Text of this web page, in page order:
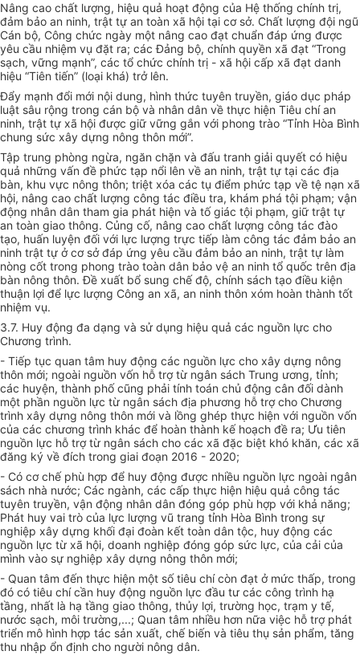
Nâng cao chất lượng, hiệu quả hoạt động của Hệ thống chính trị,
đảm bảo an ninh, trật tự an toàn xã hội tại cơ sở. Chất lượng đội ngũ
Cán bộ, Công chức ngày một nâng cao đạt chuẩn đáp ứng được
yêu cầu nhiệm vụ đặt ra; các Đảng bộ, chính quyền xã đạt “Trong
sạch, vững mạnh”, các tổ chức chính trị - xã hội cấp xã đạt danh
hiệu “Tiên tiến” (loại khá) trở lên.
Đẩy mạnh đổi mới nội dung, hình thức tuyên truyền, giáo dục pháp
luật sâu rộng trong cán bộ và nhân dân về thực hiện Tiêu chí an
ninh, trật tự xã hội được giữ vững gắn với phong trào “Tỉnh Hòa Bình
chung sức xây dựng nông thôn mới”.
Tập trung phòng ngừa, ngăn chặn và đấu tranh giải quyết có hiệu
quả những vấn đề phức tạp nổi lên về an ninh, trật tự tại các địa
bàn, khu vực nông thôn; triệt xóa các tụ điểm phức tạp về tệ nạn xã
hội, nâng cao chất lượng công tác điều tra, khám phá tội phạm; vận
động nhân dân tham gia phát hiện và tố giác tội phạm, giữ trật tự
an toàn giao thông. Củng cố, nâng cao chất lượng công tác đào
tạo, huấn luyện đối với lực lượng trực tiếp làm công tác đảm bảo an
ninh trật tự ở cơ sở đáp ứng yêu cầu đảm bảo an ninh, trật tự làm
nòng cốt trong phong trào toàn dân bảo vệ an ninh tổ quốc trên địa
bàn nông thôn. Đề xuất bổ sung chế độ, chính sách tạo điều kiện
thuận lợi để lực lượng Công an xã, an ninh thôn xóm hoàn thành tốt
nhiệm vụ.
3.7. Huy động đa dạng và sử dụng hiệu quả các nguồn lực cho
Chương trình.
- Tiếp tục quan tâm huy động các nguồn lực cho xây dựng nông
thôn mới; ngoài nguồn vốn hỗ trợ từ ngân sách Trung ương, tỉnh;
các huyện, thành phố cũng phải tính toán chủ động cân đối dành
một phần nguồn lực từ ngân sách địa phương hỗ trợ cho Chương
trình xây dựng nông thôn mới và lồng ghép thực hiện với nguồn vốn
của các chương trình khác để hoàn thành kế hoạch đề ra; Ưu tiên
nguồn lực hỗ trợ từ ngân sách cho các xã đặc biệt khó khăn, các xã
đăng ký về đích trong giai đoạn 2016 - 2020;
- Có cơ chế phù hợp để huy động được nhiều nguồn lực ngoài ngân
sách nhà nước; Các ngành, các cấp thực hiện hiệu quả công tác
tuyên truyền, vận động nhân dân đóng góp phù hợp với khả năng;
Phát huy vai trò của lực lượng vũ trang tỉnh Hòa Bình trong sự
nghiệp xây dựng khối đại đoàn kết toàn dân tộc, huy động các
nguồn lực từ xã hội, doanh nghiệp đóng góp sức lực, của cải của
mình vào sự nghiệp xây dựng nông thôn mới;
- Quan tâm đến thực hiện một số tiêu chícòn đạt ở mức thấp, trong
đó có tiêu chí cần huy động nguồn lực đầu tư các công trình hạ
tầng, nhất là hạ tầng giao thông, thủy lợi, trường học, trạm y tế,
nước sạch, môi trường,...; Quan tâm nhiều hơn nữa việc hỗ trợ phát
triển mô hình hợp tác sản xuất, chế biến và tiêu thụ sản phẩm, tăng
thu nhập ổn định cho người nông dân.